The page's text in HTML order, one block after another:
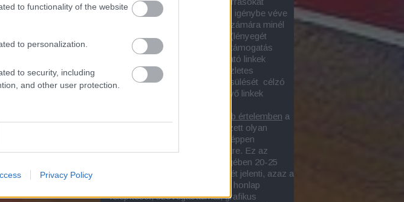
to functionality of the website
to personalization.
to security, including
and other user protection.
Privacy Policy
(nevezetesen más honlapokat) igénybe véve
érünk el (építünk fel) az oldal számára minél
hatékonyabb támogatottságot (lényegét
tekintve ez a linképítés). A webtámogatás
nagyban függ a céloldalra mutató linkek
hatékonyságától. E kérdés részletes
elemzése és a linkerő megbecsülését célzó
Bejövő linkek
szűkebb értelemben a
kiválasztott webegységen végzett olyan
munka, amelynek eredményeképpen
keresőbarát weboldal
jön létre. Ez az
optimalizációs folyamat lényegében 20-25
keresőszempont érvényesítését jelenti, azaz a
SEO-szakember úgy alakítja a honlap
felépítését, szövegtartalmát, grafikus